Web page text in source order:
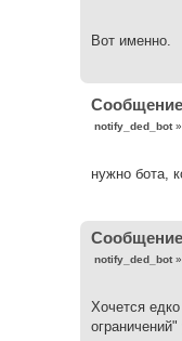
щ
и
Вот именно.
С
щ
notify_ded_bot»
нужно бота,
С
щ
е
notify_ded_bot»
Хочется